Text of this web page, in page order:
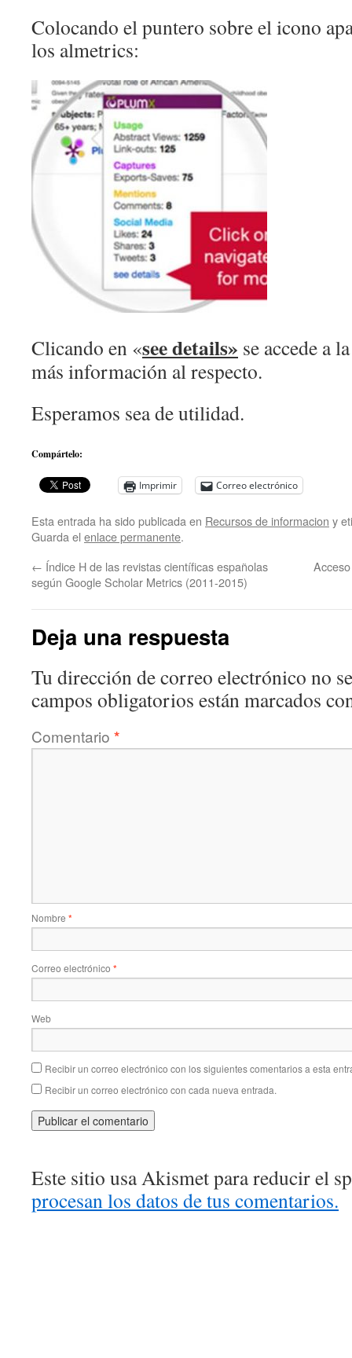
Colocando el puntero sobre el icono
los almetrics:
Clicando en «see details» se accede a
más información al respecto.
Esperamos sea de utilidad.
Compártelo:
Imprimir Correo electrónico
Esta entrada ha sido publicada en Recursos de informacion y
Guarda el enlace permanente.
← Índice H de las revistas científicas españolas
según Google Scholar Metrics (2011-2015)
Deja una respuesta
Tu dirección de correo electrónico no
campos obligatorios están marcados
Comentario *
Nombre *
Correo electrónico *
Web
Recibir un correo electrónico con los siguientes comentarios a esta
Recibir un correo electrónico con cada nueva entrada.
Este sitio usa Akismet para reducir el
procesan los datos de tus comentarios.